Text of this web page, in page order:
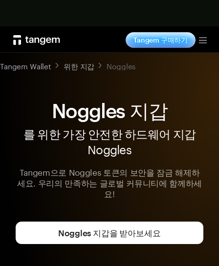
Tangem 구매하기
Tangem Wallet 위한 지갑 Noggles
Noggles 지갑
를 위한 가장 안전한 하드웨어 지갑
Noggles
Tangem으로 Noggles 토큰의 보안을 잠금 해제하
세요. 우리의 만족하는 글로벌 커뮤니티에 함께하세
요!
Noggles 지갑을 받아보세요